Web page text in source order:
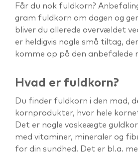
Får du nok fuldkorn?
gram fuldkorn om dagen og
bliver du allerede overvældet
er heldigvis nogle små tiltag,
komme op på den anbefalede
Hvad er fuldkorn?
Du finder fuldkorn i den mad,
kornprodukter, hvor hele
Det er nogle vaskeægte
med vitaminer, mineraler og
for din sundhed. Det er bl.a.